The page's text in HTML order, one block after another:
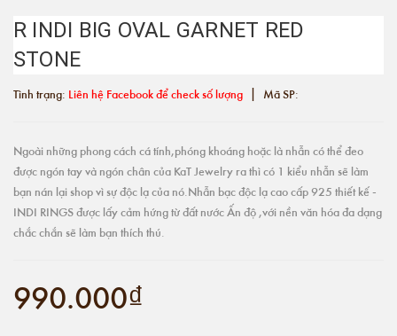
R INDI BIG OVAL GARNET RED
STONE
Tình trạng: Liên hệ Facebook để check số lượng | Mã SP:
Ngoài những phong cách cá tính,phóng khoáng hoặc là nhẫn có thể đeo
được ngón tay và ngón chân của KaT Jewelry ra thì có 1 kiểu nhẫn sẽ làm
bạn nán lại shop vì sự độc lạ của nó.Nhẫn bạc độc lạ cao cấp 925 thiết kế -
INDI RINGS được lấy cảm hứng từ đất nước Ấn độ ,với nền văn hóa đa dạng
chắc chắn sẽ làm bạn thích thú.
990.000₫